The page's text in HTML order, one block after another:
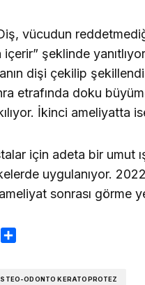
vücudun
şeklinde
dişi çekilip
etrafında doku
İkinci ameliyatta
için adeta bir umut
uygulanıyor.
sonrası
Print
ODONTO KERATOPROTEZ